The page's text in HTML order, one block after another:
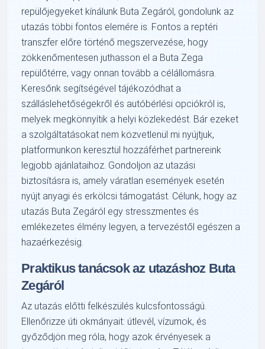
repülőjegyeket kínálunk Buta Zegáról, gondolunk az
utazás többi fontos elemére is. Fontos a reptéri
transzfer előre történő megszervezése, hogy
zökkenőmentesen juthasson el a Buta Zega
repülőtérre, vagy onnan tovább a célállomásra.
Keresőnk segítségével tájékozódhat a
szálláslehetőségekről és autóbérlési opciókról is,
melyek megkönnyítik a helyi közlekedést. Bár ezeket
a szolgáltatásokat nem közvetlenül mi nyújtjuk,
platformunkon keresztül hozzáférhet partnereink
legjobb ajánlataihoz. Gondoljon az utazási
biztosításra is, amely váratlan események esetén
nyújt anyagi és erkölcsi támogatást. Célunk, hogy az
utazás Buta Zegáról egy stresszmentes és
emlékezetes élmény legyen, a tervezéstől egészen a
hazaérkezésig.
Praktikus tanácsok az utazáshoz Buta
Zegáról
Az utazás előtti felkészülés kulcsfontosságú.
Ellenőrizze úti okmányait: útlevél, vízumok, és
győződjön meg róla, hogy azok érvényesek a